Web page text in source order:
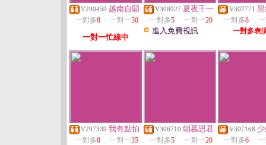
V290459 越南自願
一對多8 一對一30
一對一忙線中
V308927 夏夜千一
一對多5 一對一20
進入免費視訊
V307771
一對多8
一對多表
V297339 我有點怕
一對多8 一對一35
V306710 朝暮思君
一對多5 一對一20
V307168
一對多6